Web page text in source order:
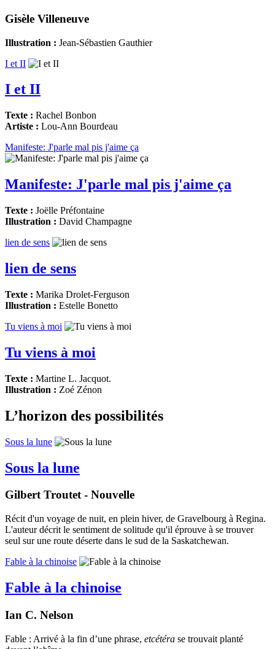
Gisèle Villeneuve
Illustration : Jean-Sébastien Gauthier
I et II
I et II
Texte : Rachel Bonbon
Artiste : Lou-Ann Bourdeau
Manifeste: J'parle mal pis j'aime ça
Manifeste: J'parle mal pis j'aime ça
Texte : Joëlle Préfontaine
Illustration : David Champagne
lien de sens
lien de sens
Texte : Marika Drolet-Ferguson
Illustration : Estelle Bonetto
Tu viens à moi
Tu viens à moi
Texte : Martine L. Jacquot.
Illustration : Zoé Zénon
L’horizon des possibilités
Sous la lune
Sous la lune
Gilbert Troutet - Nouvelle
Récit d'un voyage de nuit, en plein hiver, de Gravelbourg à Regina.
L'auteur décrit le sentiment de solitude qu'il éprouve à se trouver
seul sur une route déserte dans le sud de la Saskatchewan.
Fable à la chinoise
Fable à la chinoise
Ian C. Nelson
Fable : Arrivé à la fin d’une phrase, etcétéra se trouvait planté